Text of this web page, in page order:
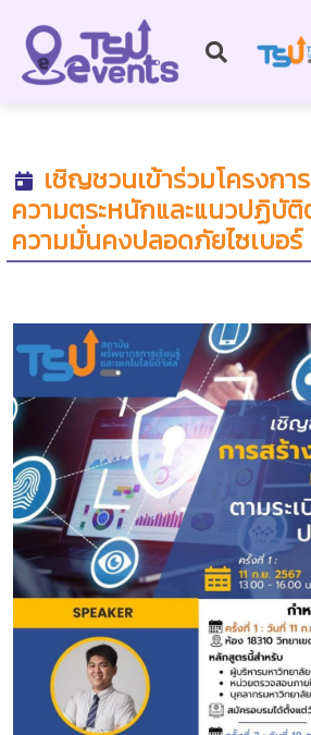
เชิญชวนเข้าร่วมโครงกา
ความตระหนักและแนวปฏิบัติ
ความมั่นคงปลอดภัยไซเบอร์